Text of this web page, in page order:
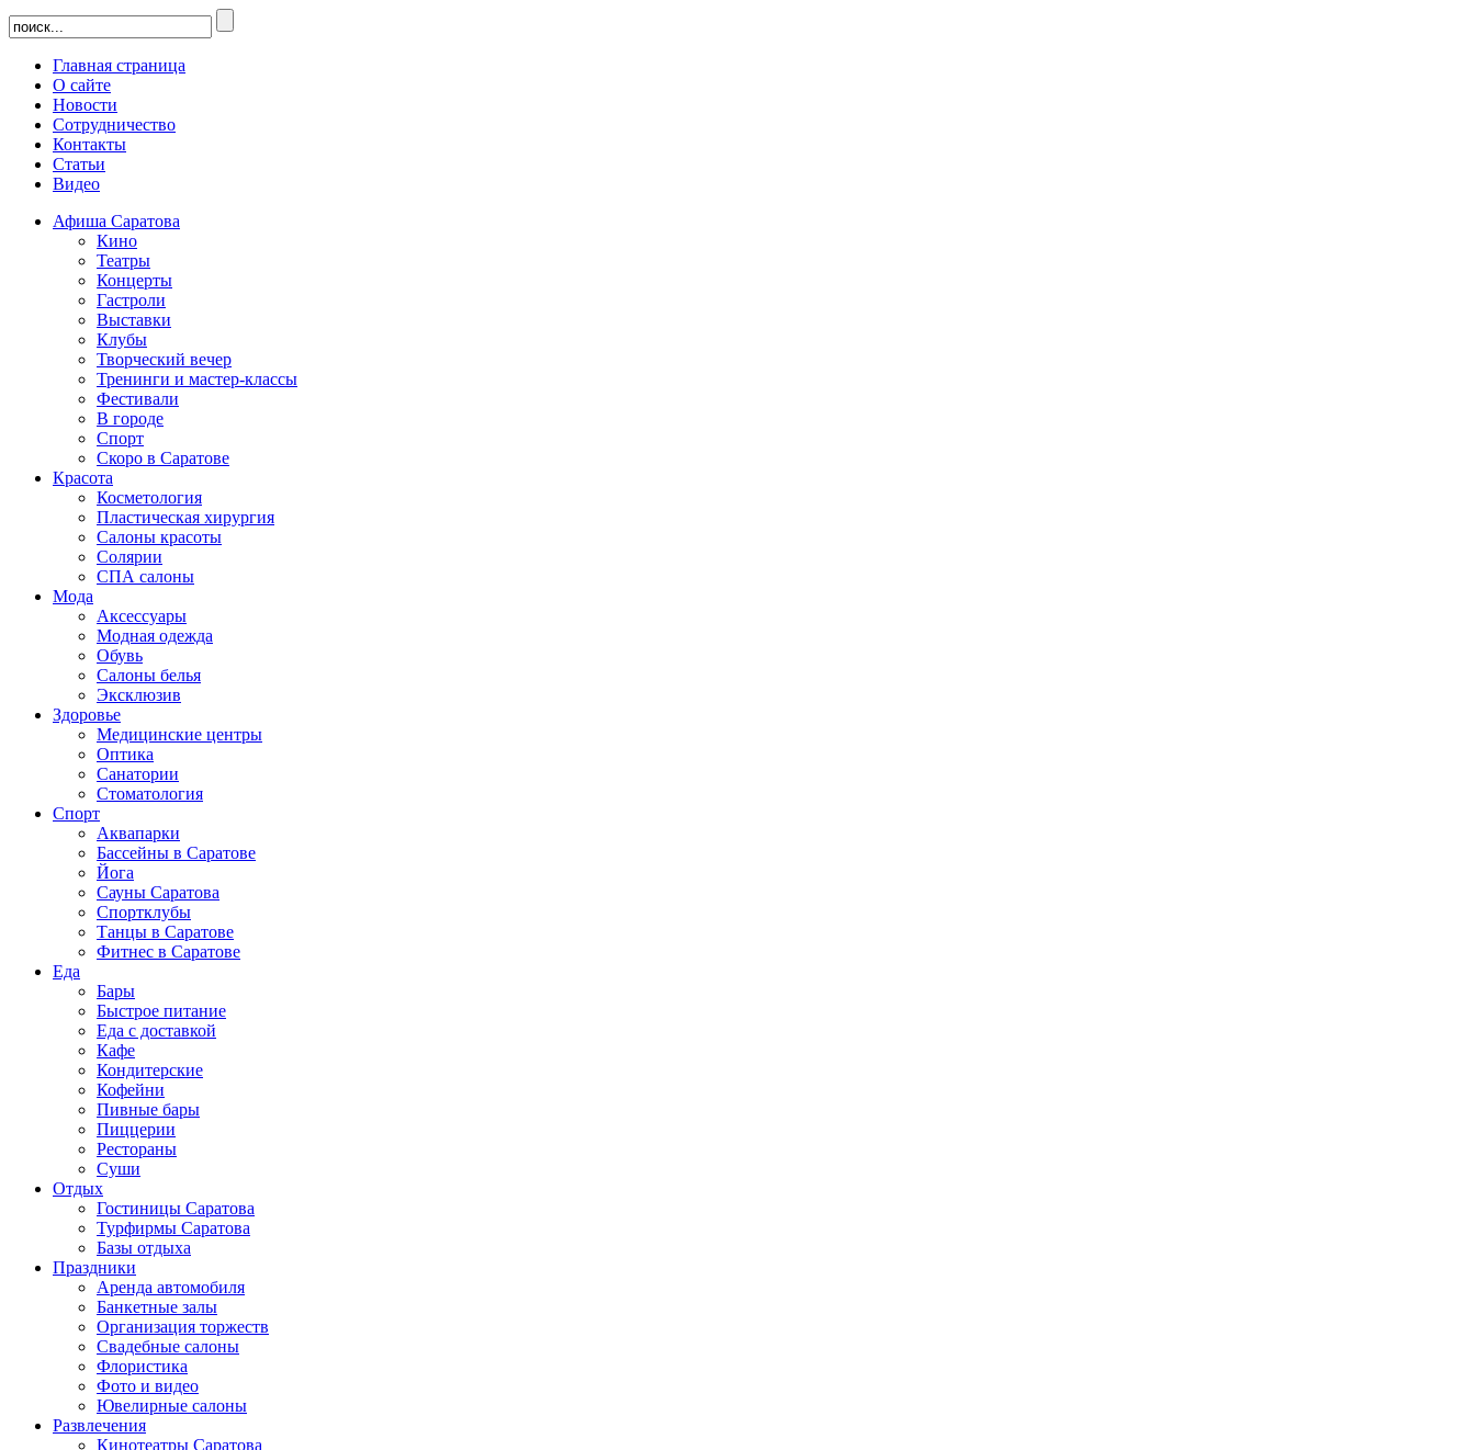
Главная страница
О сайте
Новости
Сотрудничество
Контакты
Статьи
Видео
Афиша Саратова
Кино
Театры
Концерты
Гастроли
Выставки
Клубы
Творческий вечер
Тренинги и мастер-классы
Фестивали
В городе
Спорт
Скоро в Саратове
Красота
Косметология
Пластическая хирургия
Салоны красоты
Солярии
СПА салоны
Мода
Аксессуары
Модная одежда
Обувь
Салоны белья
Эксклюзив
Здоровье
Медицинские центры
Оптика
Санатории
Стоматология
Спорт
Аквапарки
Бассейны в Саратове
Йога
Сауны Саратова
Спортклубы
Танцы в Саратове
Фитнес в Саратове
Еда
Бары
Быстрое питание
Еда с доставкой
Кафе
Кондитерские
Кофейни
Пивные бары
Пиццерии
Рестораны
Суши
Отдых
Гостиницы Саратова
Турфирмы Саратова
Базы отдыха
Праздники
Аренда автомобиля
Банкетные залы
Организация торжеств
Свадебные салоны
Флористика
Фото и видео
Ювелирные салоны
Развлечения
Кинотеатры Саратова